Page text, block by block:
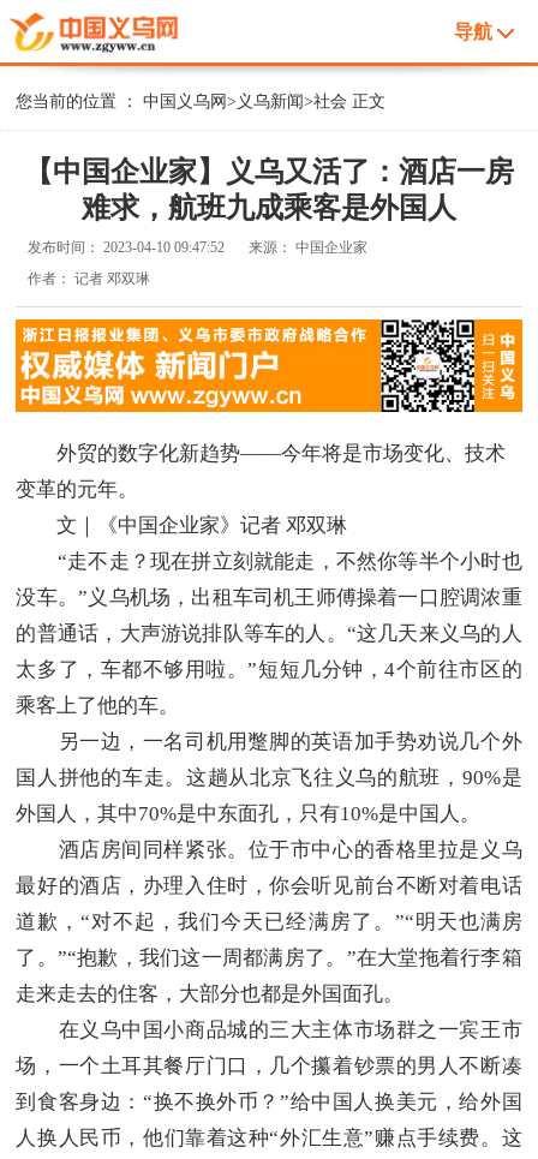
导航
您当前的位置 ：中国义乌网> 义乌新闻>社会 正文
【中国企业家】义乌又活了：酒店一房
难求，航班九成乘客是外国人
发布时间：2023-04-10 09:47:52 来源：中国企业家
作者：记者 邓双琳
外贸的数字化新趋势——今年将是市场变化、技术
变革的元年。
文｜《中国企业家》记者 邓双琳
“走不走？现在拼立刻就能走，不然你等半个小时也
没车。”义乌机场，出租车司机王师傅操着一口腔调浓重
的普通话，大声游说排队等车的人。“这几天来义乌的人
太多了，车都不够用啦。”短短几分钟，4个前往市区的
乘客上了他的车。
另一边，一名司机用蹩脚的英语加手势劝说几个外
国人拼他的车走。这趟从北京飞往义乌的航班，90%是
外国人，其中70%是中东面孔，只有10%是中国人。
酒店房间同样紧张。位于市中心的香格里拉是义乌
最好的酒店，办理入住时，你会听见前台不断对着电话
道歉，“对不起，我们今天已经满房了。”“明天也满房
了。”“抱歉，我们这一周都满房了。”在大堂拖着行李箱
走来走去的住客，大部分也都是外国面孔。
在义乌中国小商品城的三大主体市场群之一宾王市
场，一个土耳其餐厅门口，几个攥着钞票的男人不断凑
到食客身边：“换不换外币？”给中国人换美元，给外国
人换人民币，他们靠着这种“外汇生意”赚点手续费。这